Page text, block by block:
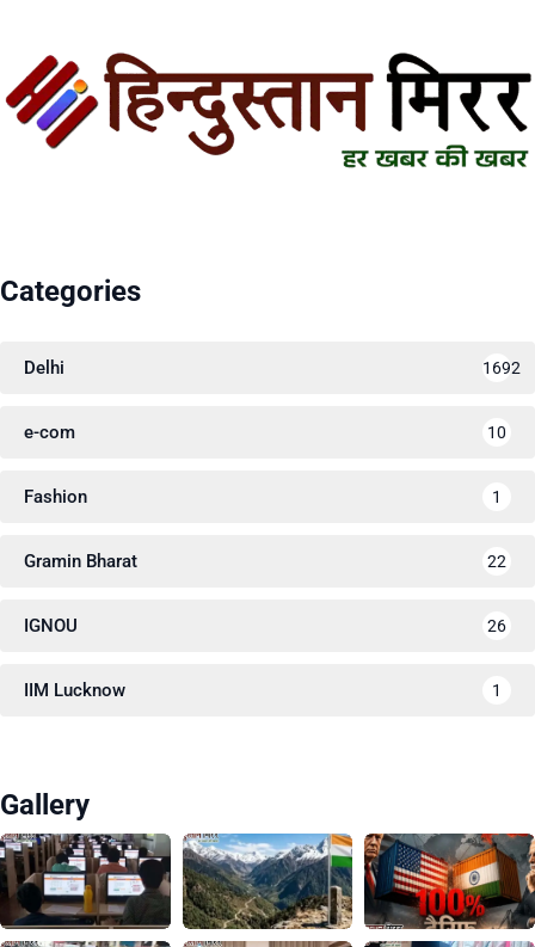
Categories
Delhi 1692
e-com 10
Fashion 1
Gramin Bharat 22
IGNOU 26
IIM Lucknow 1
Gallery